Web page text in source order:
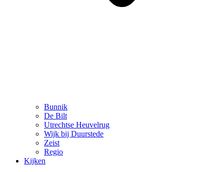
Bunnik
De Bilt
Utrechtse Heuvelrug
Wijk bij Duurstede
Zeist
Regio
Kijken